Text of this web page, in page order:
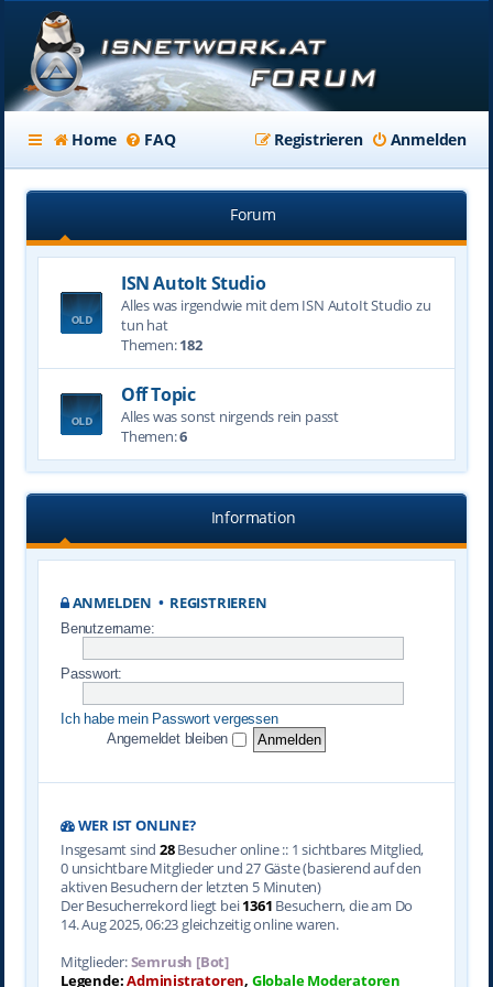
Home FAQ Anmelden
Registrieren
Forum
ISN AutoIt Studio
Alles was irgendwie mit dem ISN AutoIt Studio zu
tun hat
Themen:182
Off Topic
Alles was sonst nirgends rein passt
Themen:6
Information
ANMELDEN • REGISTRIEREN
Benutzername:
Passwort:
Ich habe mein Passwort vergessen
Angemeldet bleiben
WER IST ONLINE?
Insgesamt sind 28Besucher online :: 1 sichtbares Mitglied,
0 unsichtbare Mitglieder und 27 Gäste (basierend auf den
aktiven Besuchern der letzten 5 Minuten)
Der Besucherrekord liegt bei1361 Besuchern, die am Do
14. Aug 2025, 06:23 gleichzeitig online waren.
Mitglieder:Semrush [Bot]
Legende:Administratoren, Globale Moderatoren